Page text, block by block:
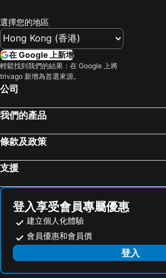
選擇您的地區
在 Google 上新增
輕鬆找到我們的結果：在 Google 上將
trivago 新增為首選來源。
公司
我們的產品
條款及政策
支援
登入享受會員專屬優惠
建立個人化體驗
會員優惠和會員價
登入